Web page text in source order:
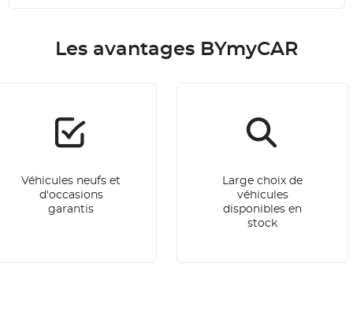
Les avantages BYmyCAR
Véhicules neufs et
d'occasions
garantis
Large choix de
véhicules
disponibles en
stock